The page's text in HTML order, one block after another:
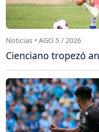
Noticias • AGO 5 / 2026
Cienciano tropezó